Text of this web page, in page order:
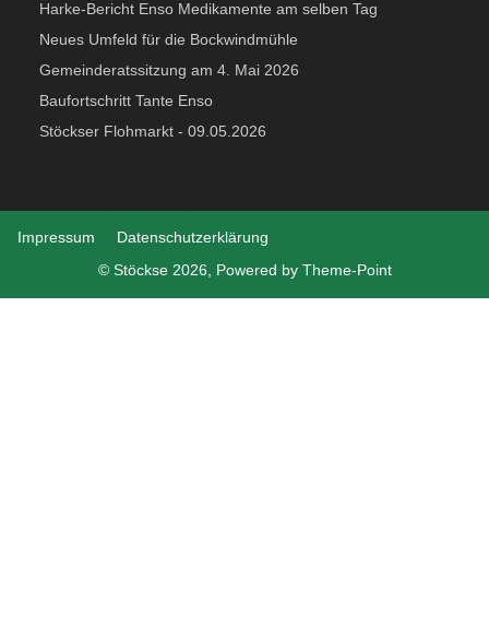
Harke-Bericht Enso Medikamente am selben Tag
Neues Umfeld für die Bockwindmühle
Gemeinderatssitzung am 4. Mai 2026
Baufortschritt Tante Enso
Stöckser Flohmarkt - 09.05.2026
Impressum
Datenschutzerklärung
© Stöckse 2026, Powered by Theme-Point